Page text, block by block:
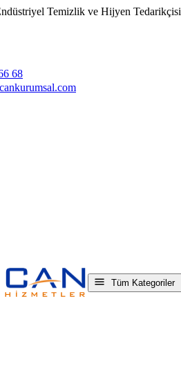
Temizlik ve Hijyen Tedarikçisi
68
Tüm Kategoriler